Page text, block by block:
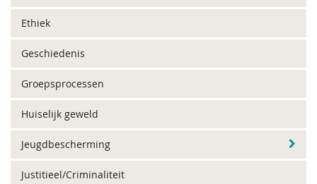
Ethiek
Geschiedenis
Groepsprocessen
Huiselijk geweld
Jeugdbescherming
Justitieel/Criminaliteit